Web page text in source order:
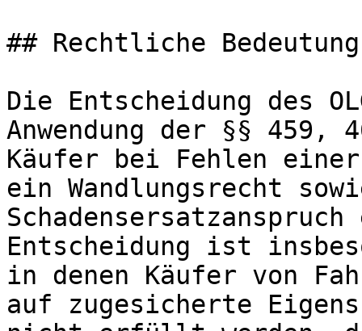
## Rechtliche Bedeutung
Die Entscheidung des
Anwendung der §§ 459,
Käufer bei Fehlen
ein Wandlungsrecht
Entscheidung ist
in denen Käufer von
auf zugesicherte